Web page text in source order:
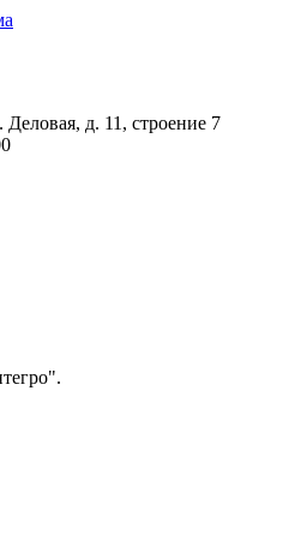
д. 11, строение 7